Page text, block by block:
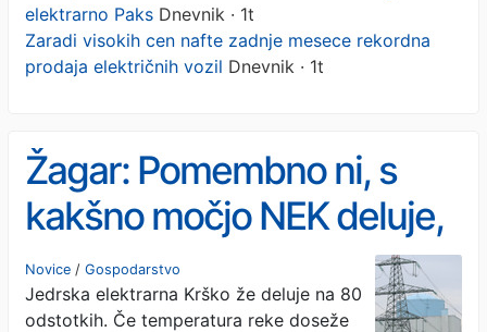
elektrarno Paks Dnevnik · 1t
Zaradi visokih cen nafte zadnje mesece rekordna
prodaja električnih vozil Dnevnik · 1t
Žagar: Pomembno ni, s
kakšno močjo NEK deluje,
ampak da deluje
Novice / Gospodarstvo
Jedrska elektrarna Krško že deluje na 80
odstotkih. Če temperatura reke doseže